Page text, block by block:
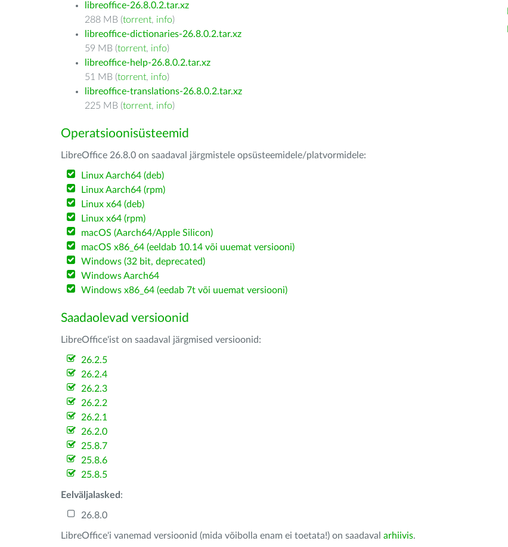
libreoffice-26.8.0.2.tar.xz
288 MB (torrent, info)
libreoffice-dictionaries-26.8.0.2.tar.xz
59 MB (torrent, info)
libreoffice-help-26.8.0.2.tar.xz
51 MB (torrent, info)
libreoffice-translations-26.8.0.2.tar.xz
225 MB (torrent, info)
Operatsioonisüsteemid
LibreOffice 26.8.0 on saadaval järgmistele opsüsteemidele/platvormidele:
Linux Aarch64 (deb)
Linux Aarch64 (rpm)
Linux x64 (deb)
Linux x64 (rpm)
macOS (Aarch64/Apple Silicon)
macOS x86_64 (eeldab 10.14 või uuemat versiooni)
Windows (32 bit, deprecated)
Windows Aarch64
Windows x86_64 (eedab 7t või uuemat versiooni)
Saadaolevad versioonid
LibreOffice'ist on saadaval järgmised versioonid:
26.2.5
26.2.4
26.2.3
26.2.2
26.2.1
26.2.0
25.8.7
25.8.6
25.8.5
Eelväljalasked :
26.8.0
LibreOffice'i vanemad versioonid (mida võibolla enam ei toetata!) on saadaval arhiivis.